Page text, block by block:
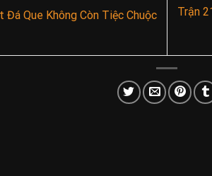
Que Không Còn Tiệc Chuộc
Trận